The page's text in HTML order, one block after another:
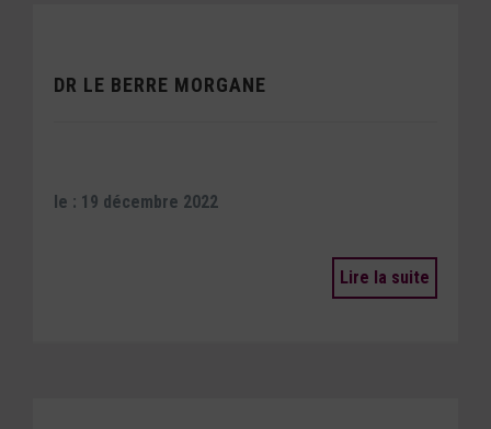
DR LE BERRE MORGANE
le : 19 décembre 2022
Lire la suite